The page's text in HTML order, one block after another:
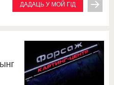
ДАДАЦЬ У МОЙ ГІД